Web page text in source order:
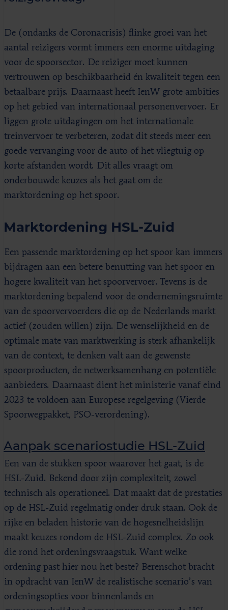
De (ondanks de Coronacrisis) flinke groei van het
aantal reizigers vormt immers een enorme uitdaging
voor de spoorsector. De reiziger moet kunnen
vertrouwen op beschikbaarheid én kwaliteit tegen een
betaalbare prijs. Daarnaast heeft IenW grote ambities
op het gebied van internationaal personenvervoer. Er
liggen grote uitdagingen om het internationale
treinvervoer te verbeteren, zodat dit steeds meer een
goede vervanging voor de auto of het vliegtuig op
korte afstanden wordt. Dit alles vraagt om
onderbouwde keuzes als het gaat om de
marktordening op het spoor.
Marktordening HSL-Zuid
Een passende marktordening op het spoor kan immers
bijdragen aan een betere benutting van het spoor en
hogere kwaliteit van het spoorvervoer. Tevens is de
marktordening bepalend voor de ondernemingsruimte
van de spoorvervoerders die op de Nederlands markt
actief (zouden willen) zijn. De wenselijkheid en de
optimale mate van marktwerking is sterk afhankelijk
van de context, te denken valt aan de gewenste
spoorproducten, de netwerksamenhang en potentiële
aanbieders. Daarnaast dient het ministerie vanaf eind
2023 te voldoen aan Europese regelgeving (Vierde
Spoorwegpakket, PSO-verordening).
Aanpak scenariostudie HSL-Zuid
Een van de stukken spoor waarover het gaat, is de
HSL-Zuid. Bekend door zijn complexiteit, zowel
technisch als operationeel. Dat maakt dat de prestaties
op de HSL-Zuid regelmatig onder druk staan. Ook de
rijke en beladen historie van de hogesnelheidslijn
maakt keuzes rondom de HSL-Zuid complex. Zo ook
die rond het ordeningsvraagstuk. Want welke
ordening past hier nou het beste? Berenschot bracht
in opdracht van IenW de realistische scenario’s van
ordeningsopties voor binnenlands en